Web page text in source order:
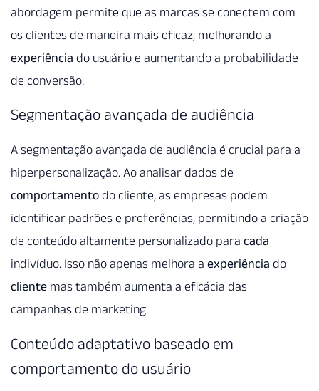
abordagem permite que as marcas se conectem com
os clientes de maneira mais eficaz, melhorando a
experiência do usuário e aumentando a probabilidade
de conversão.
Segmentação avançada de audiência
A segmentação avançada de audiência é crucial para a
hiperpersonalização. Ao analisar dados de
comportamento do cliente, as empresas podem
identificar padrões e preferências, permitindo a criação
de conteúdo altamente personalizado para cada
indivíduo. Isso não apenas melhora a experiência do
cliente mas também aumenta a eficácia das
campanhas de marketing.
Conteúdo adaptativo baseado em
comportamento do usuário